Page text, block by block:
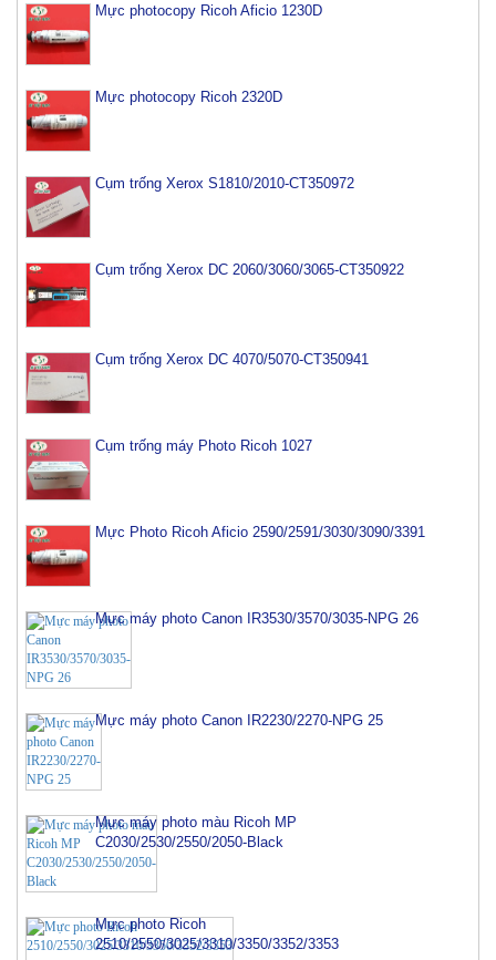
Mực photocopy Ricoh Aficio 1230D
Mực photocopy Ricoh 2320D
Cụm trống Xerox S1810/2010-CT350972
Cụm trống Xerox DC 2060/3060/3065-CT350922
Cụm trống Xerox DC 4070/5070-CT350941
Cụm trống máy Photo Ricoh 1027
Mực Photo Ricoh Aficio 2590/2591/3030/3090/3391
Mực máy photo Canon IR3530/3570/3035-NPG 26
Mực máy photo Canon IR2230/2270-NPG 25
Mực máy photo màu Ricoh MP
C2030/2530/2550/2050-Black
Mực photo Ricoh
2510/2550/3025/3310/3350/3352/3353